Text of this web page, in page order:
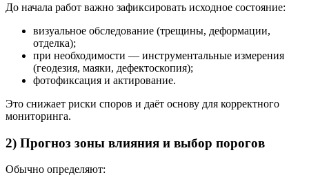
До начала работ важно зафиксировать исходное состояние:
визуальное обследование (трещины, деформации,
отделка);
при необходимости — инструментальные измерения
(геодезия, маяки, дефектоскопия);
фотофиксация и актирование.
Это снижает риски споров и даёт основу для корректного
мониторинга.
2) Прогноз зоны влияния и выбор порогов
Обычно определяют: